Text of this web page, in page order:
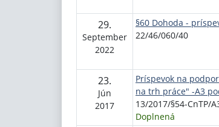
29.
September
2022
§60 Dohoda -
22/46/060/40
23.
Jún
2017
Príspevok na
na trh práce" -A3
13/2017/§54-CnTP/
Doplnená